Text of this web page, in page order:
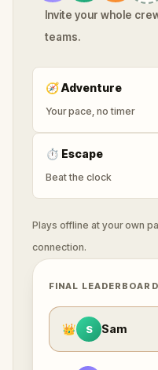
Invite your whole
teams.
🧭Adventure
Your pace, no timer
⏱ Escape
Beat the clock
Plays offline at your own
connection.
FINAL LEADERBOARD
👑 S Sam